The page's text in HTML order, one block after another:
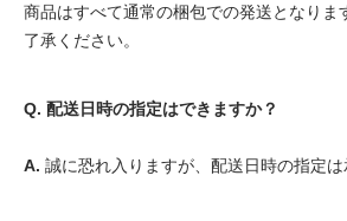
商品はすべて通常の梱包での発送となりま
了承ください。
Q. 配送日時の指定はできますか？
A. 誠に恐れ入りますが、配送日時の指定は